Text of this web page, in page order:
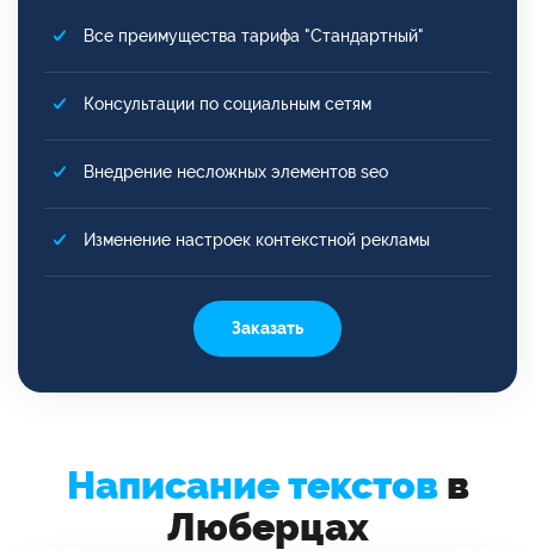
Все преимущества тарифа "Стандартный"
Консультации по социальным сетям
Внедрение несложных элементов seo
Изменение настроек контекстной рекламы
Заказать
Написание текстовв
Люберцах